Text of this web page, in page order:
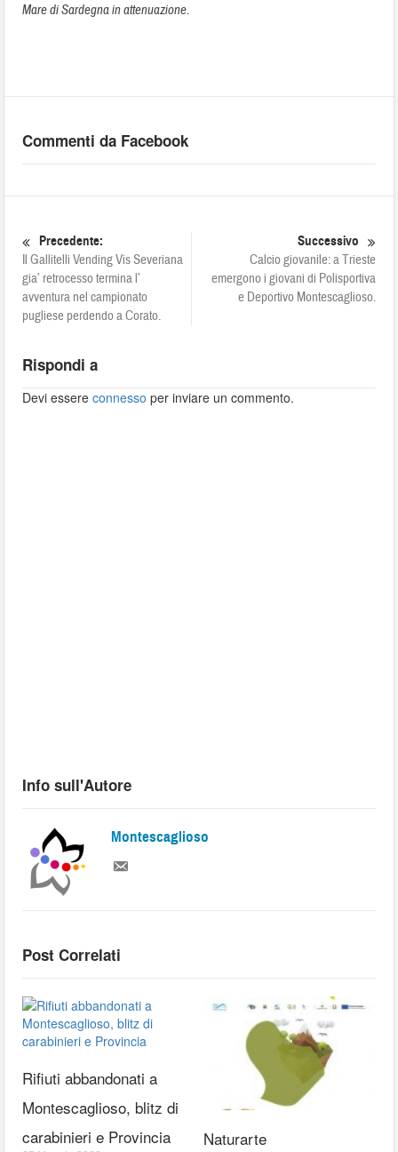
Mare di Sardegna in attenuazione.
Commenti da Facebook
Precedente:
Il Gallitelli Vending Vis Severiana
gia’ retrocesso termina l’
avventura nel campionato
pugliese perdendo a Corato.
Successivo
Calcio giovanile: a Trieste
emergono i giovani di Polisportiva
e Deportivo Montescaglioso.
Rispondi a
Devi essereconnesso per inviare un commento.
Info sull'Autore
Montescaglioso
Post Correlati
Rifiuti abbandonati a
Montescaglioso, blitz di
carabinieri e Provincia
Naturarte